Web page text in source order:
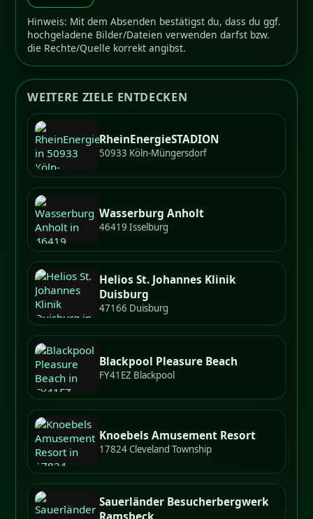
Hinweis: Mit dem Absenden bestätigst du, dass du ggf.
hochgeladene Bilder/Dateien verwenden darfst bzw.
die Rechte/Quelle korrekt angibst.
WEITERE ZIELE ENTDECKEN
RheinEnergieSTADION
50933 Köln-Müngersdorf
Wasserburg Anholt
46419 Isselburg
Helios St. Johannes Klinik
Duisburg
47166 Duisburg
Blackpool Pleasure Beach
FY41EZ Blackpool
Knoebels Amusement Resort
17824 Cleveland Township
Sauerländer Besucherbergwerk